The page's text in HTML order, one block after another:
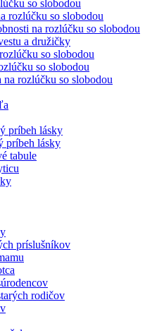
so slobodou
rozlúčku so slobodou
na rozlúčku so slobodou
a družičky
so slobodou
so slobodou
na rozlúčku so slobodou
príbeh lásky
príbeh lásky
tabule
príslušníkov
rodičov